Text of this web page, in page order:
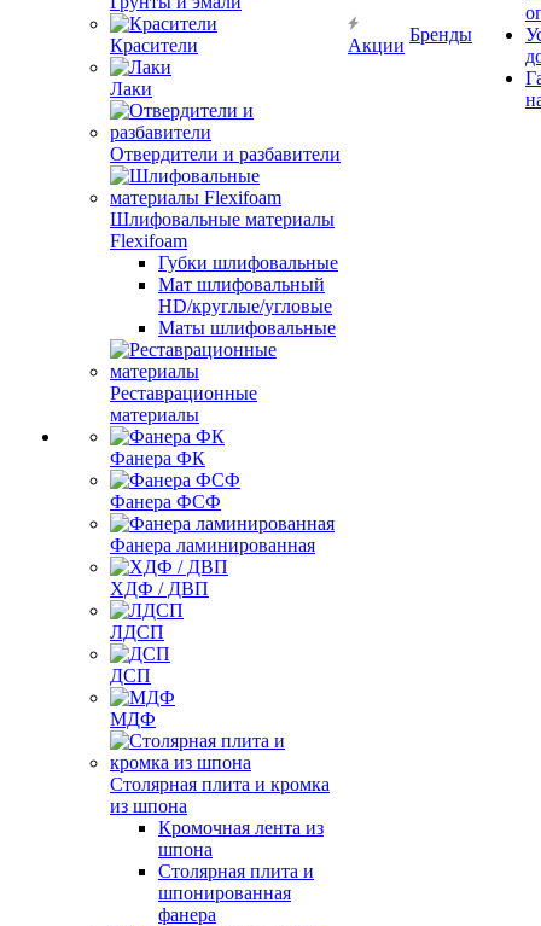
Красители
Лаки
Отвердители и разбавители
Шлифовальные материалы
Flexifoam
Губки шлифовальные
Мат шлифовальный
HD/круглые/угловые
Маты шлифовальные
Реставрационные
материалы
Фанера ФК
Фанера ФСФ
Фанера ламинированная
ХДФ / ДВП
ЛДСП
ДСП
МДФ
Столярная плита и кромка
из шпона
Кромочная лента из
шпона
Столярная плита и
шпонированная
фанера
Акции
Бренды